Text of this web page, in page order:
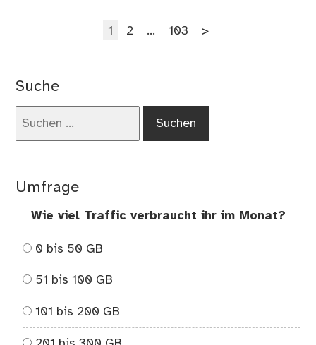
Beiträge
Seite
1 Seite
2 … Seite
103 >
Suche
Umfrage
Wie viel Traffic verbraucht ihr im Monat?
0 bis 50 GB
51 bis 100 GB
101 bis 200 GB